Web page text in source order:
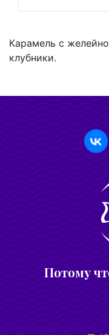
Карамель с
клубники.
Потому